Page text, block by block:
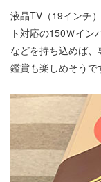
液晶TV（19インチ
ト対応の150Ｗイン
などを持ち込めば
鑑賞も楽しめそうで